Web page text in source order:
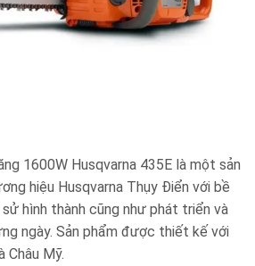
1600W Husqvarna 435E là một sản
hiệu Husqvarna Thụy Điển với bề
hình thành cũng như phát triển và
ngày. Sản phẩm được thiết kế với
Châu Mỹ.